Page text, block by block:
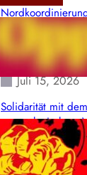
der
(Maoistisch):
Opportunismus
Juli 15, 2026
Solidarität mit dem
venezolanischem
der verlorenen
katastrophalen
Erdbeben des